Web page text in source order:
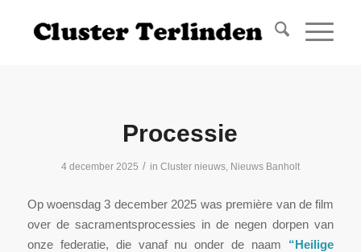
Processie
4 december 2025 / in Cluster nieuws, Nieuws Banholt
Op woensdag 3 december 2025 was première van de film
over de sacramentsprocessies in de negen dorpen van
onze federatie, die vanaf nu onder de naam “Heilige